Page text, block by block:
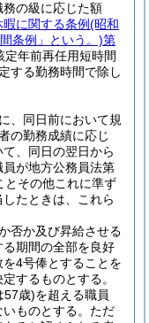
の級に応じた額
に関する条例(昭和
条例」という。)第
年前再任用短時間
する勤務時間で除し
、同日前において規
の勤務成績に応じ
、同日の翌日から
が地方公務員法第
とその他これに準ず
たときは、これら
否か及び昇給させる
る期間の全部を良好
4号俸とすることを
するものとする。
57歳)を超える職員
ものとする。 ただ